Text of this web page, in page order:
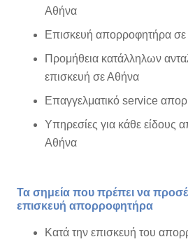
Αθήνα
Επισκευή απορροφητήρα
Προμήθεια κατάλληλων
επισκευή σε Αθήνα
Επαγγελματικό service
Υπηρεσίες για κάθε είδους
Αθήνα
Τα σημεία που πρέπει να
επισκευή απορροφητήρα
Κατά την επισκευή του